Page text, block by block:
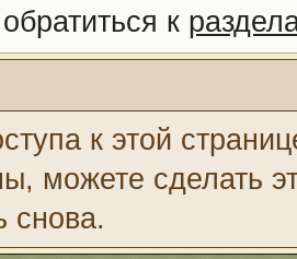
к
к этой
можете сделать
снова.